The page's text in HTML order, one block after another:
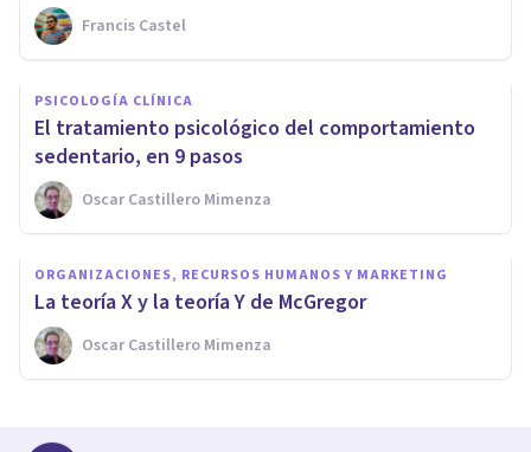
Francis Castel
PSICOLOGÍA CLÍNICA
El tratamiento psicológico del comportamiento
sedentario, en 9 pasos
Oscar Castillero Mimenza
ORGANIZACIONES, RECURSOS HUMANOS Y MARKETING
La teoría X y la teoría Y de McGregor
Oscar Castillero Mimenza